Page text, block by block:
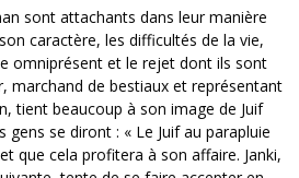
sont attachants dans leur manière
caractère, les difficultés de la vie,
omniprésent et le rejet dont ils sont
marchand de bestiaux et représentant
tient beaucoup à son image de Juif
gens se diront : « Le Juif au parapluie
que cela profitera à son affaire. Janki,